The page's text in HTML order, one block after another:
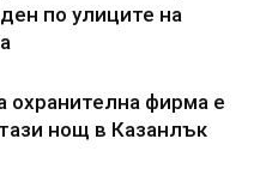
по улиците на
охранителна фирма е
нощ в Казанлък